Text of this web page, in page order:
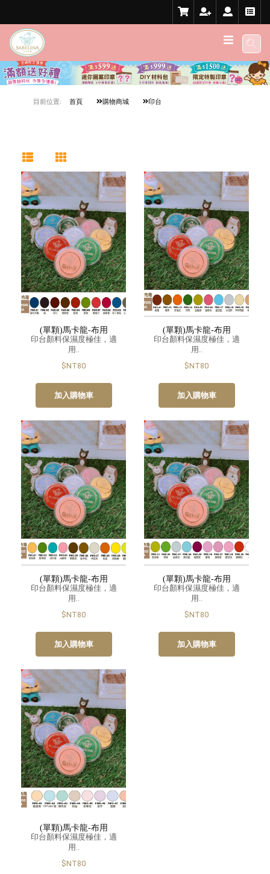
目前位置: 首頁 購物商城 印台
(單顆)馬卡龍-布用
印台顏料保濕度極佳，適
用..
$NT80
加入購物車
(單顆)馬卡龍-布用
印台顏料保濕度極佳，適
用..
$NT80
加入購物車
(單顆)馬卡龍-布用
印台顏料保濕度極佳，適
用..
$NT80
加入購物車
(單顆)馬卡龍-布用
印台顏料保濕度極佳，適
用..
$NT80
加入購物車
(單顆)馬卡龍-布用
印台顏料保濕度極佳，適
用..
$NT80